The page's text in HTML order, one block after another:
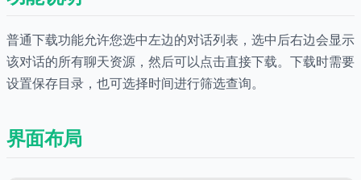
普通下载功能允许您选中左边的对话列表，选中后右边会显示
该对话的所有聊天资源，然后可以点击直接下载。下载时需要
设置保存目录，也可选择时间进行筛选查询。
界面布局